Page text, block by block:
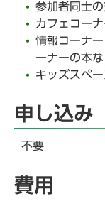
参加者同士
カフェコー
情報コーナ
ーナーの本な
キッズスペー
申し込み
不要
費用